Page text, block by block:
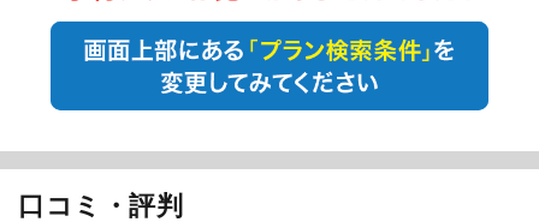
口コミ・評判